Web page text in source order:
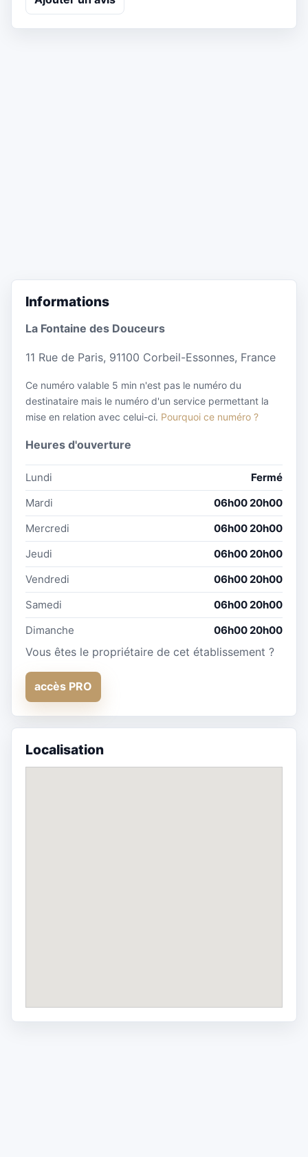
Informations
La Fontaine des Douceurs
11 Rue de Paris, 91100 Corbeil-Essonnes, France
Ce numéro valable 5 min n'est pas le numéro du
destinataire mais le numéro d'un service permettant la
mise en relation avec celui-ci. Pourquoi ce numéro ?
Heures d'ouverture
Lundi
Fermé
Mardi
06h00 20h00
Mercredi
06h00 20h00
Jeudi
06h00 20h00
Vendredi
06h00 20h00
Samedi
06h00 20h00
Dimanche
06h00 20h00
Vous êtes le propriétaire de cet établissement ?
accès PRO
Localisation